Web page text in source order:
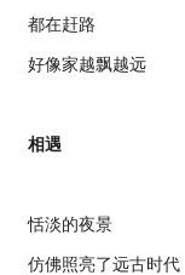
都在赶路
好像家越飘越远
相遇
恬淡的夜景
仿佛照亮了远古时代